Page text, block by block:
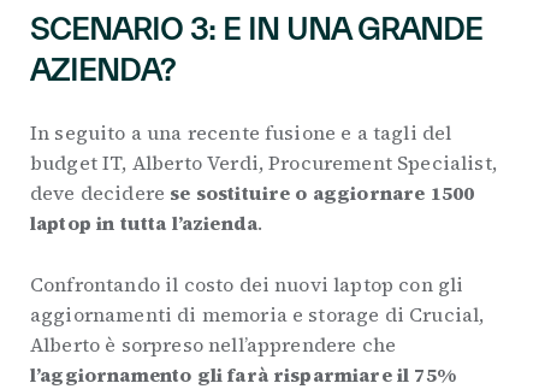
SCENARIO 3: E IN UNA GRANDE
AZIENDA?
In seguito a una recente fusione e a tagli del
budget IT, Alberto Verdi, Procurement Specialist,
deve decidere se sostituire o aggiornare 1500
laptop in tutta l’azienda.
Confrontando il costo dei nuovi laptop con gli
aggiornamenti di memoria e storage di Crucial,
Alberto è sorpreso nell’apprendere che
l’aggiornamento gli farà risparmiare il 75%